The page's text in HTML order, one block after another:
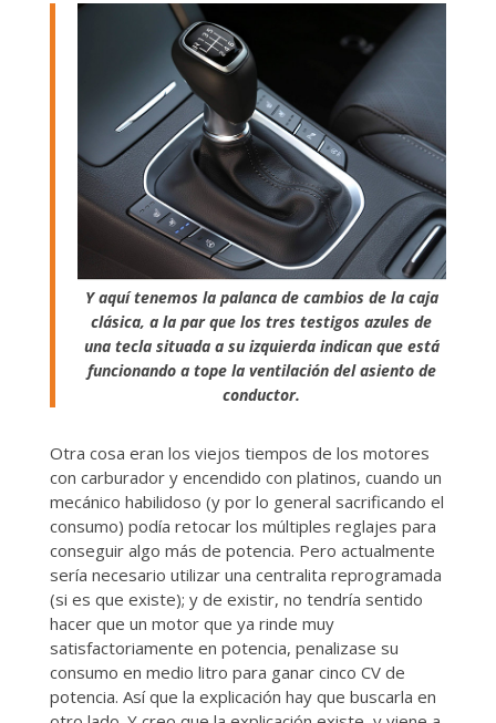
Y aquí tenemos la palanca de cambios de la caja
clásica, a la par que los tres testigos azules de
una tecla situada a su izquierda indican que está
funcionando a tope la ventilación del asiento de
conductor.
Otra cosa eran los viejos tiempos de los motores
con carburador y encendido con platinos, cuando un
mecánico habilidoso (y por lo general sacrificando el
consumo) podía retocar los múltiples reglajes para
conseguir algo más de potencia. Pero actualmente
sería necesario utilizar una centralita reprogramada
(si es que existe); y de existir, no tendría sentido
hacer que un motor que ya rinde muy
satisfactoriamente en potencia, penalizase su
consumo en medio litro para ganar cinco CV de
potencia. Así que la explicación hay que buscarla en